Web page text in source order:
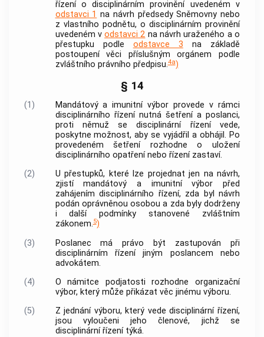
řízení o disciplinárním provinění uvedeném v
odstavci 1 na návrh předsedy Sněmovny nebo
z vlastního podnětu, o disciplinárním provinění
uvedeném vodstavci 2 na návrh uraženého a o
přestupku podle odstavce 3 na základě
postoupení věci příslušným orgánem podle
zvláštního právního předpisu.4a)
§ 14
(1)
Mandátový a imunitní výbor provede v rámci
disciplinárního řízení nutná šetření a poslanci,
proti němuž se disciplinární řízení vede,
poskytne možnost, aby se vyjádřil a obhájil. Po
provedeném šetření rozhodne o uložení
disciplinárního opatření nebo řízení zastaví.
(2)
U přestupků, které lze projednat jen na návrh,
zjistí mandátový a imunitní výbor před
zahájením disciplinárního řízení, zda byl návrh
podán oprávněnou osobou a zda byly dodrženy
i další podmínky stanovené zvláštním
zákonem.5)
(3)
Poslanec má právo být zastupován při
disciplinárním řízení jiným poslancem nebo
advokátem.
(4)
O námitce podjatosti rozhodne organizační
výbor, který může přikázat věc jinému výboru.
(5)
Z jednání výboru, který vede disciplinární řízení,
jsou vyloučeni jeho členové, jichž se
disciplinární řízení týká.